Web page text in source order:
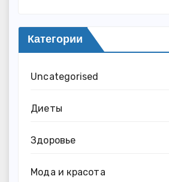
Категории
Uncategorised
Диеты
Здоровье
Мода и красота